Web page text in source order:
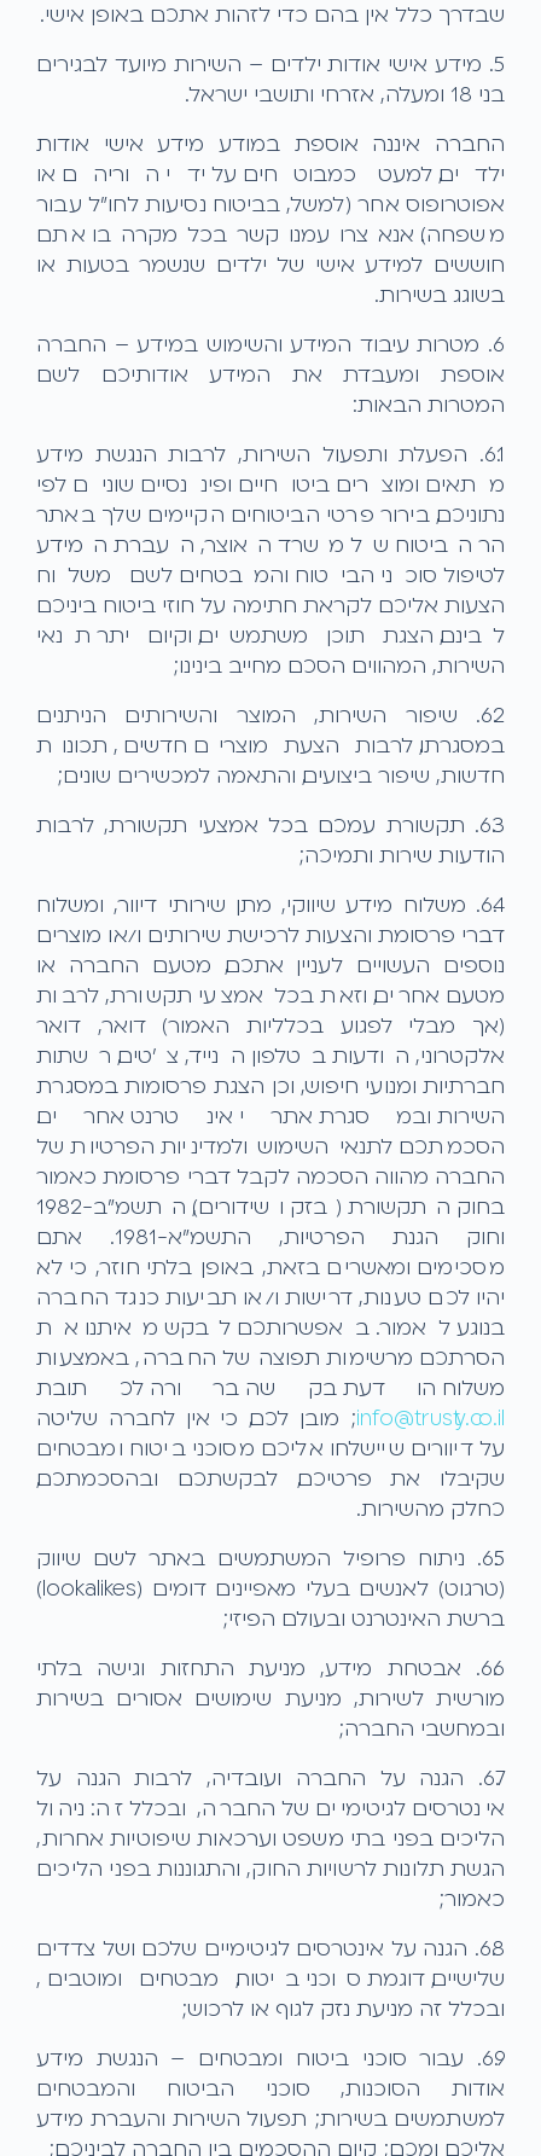
שבדרך כלל אין בהם כדי לזהות אתכם באופן אישי.
5. מידע אישי אודות ילדים – השירות מיועד לבגירים
בני 18 ומעלה, אזרחי ותושבי ישראל.
החברה איננה אוספת במודע מידע אישי אודות
ילדים, למעט כמבוטחים על ידי הוריהם או
אפוטרופוס אחר (למשל, בביטוח נסיעות לחו"ל עבור
משפחה). אנא צרו עמנו קשר בכל מקרה בו אתם
חוששים למידע אישי של ילדים שנשמר בטעות או
בשוגג בשירות.
6. מטרות עיבוד המידע והשימוש במידע – החברה
אוספת ומעבדת את המידע אודותיכם לשם
המטרות הבאות:
6.1. הפעלת ותפעול השירות, לרבות הנגשת מידע
מתאים ומוצרים ביטוחיים ופיננסיים שונים לפי
נתוניכם, בירור פרטי הביטוחים הקיימים שלך באתר
הר הביטוח של משרד האוצר, העברת המידע
לטיפול סוכני הביטוח והמבטחים לשם משלוח
הצעות אליכם לקראת חתימה על חוזי ביטוח ביניכם
לבינם, הצגת תוכן משתמשים, וקיום יתר תנאי
השירות, המהווים הסכם מחייב בינינו;
6.2. שיפור השירות, המוצר והשירותים הניתנים
במסגרתו, לרבות הצעת מוצרים חדשים, תכונות
חדשות, שיפור ביצועים, והתאמה למכשירים שונים;
6.3. תקשורת עמכם בכל אמצעי תקשורת, לרבות
הודעות שירות ותמיכה;
6.4. משלוח מידע שיווקי, מתן שירותי דיוור, ומשלוח
דברי פרסומת והצעות לרכישת שירותים ו/או מוצרים
נוספים העשויים לעניין אתכם, מטעם החברה או
מטעם אחרים, וזאת בכל אמצעי תקשורת, לרבות
(אך מבלי לפגוע בכלליות האמור) דואר, דואר
אלקטרוני, הודעות בטלפון הנייד, צ'טים, רשתות
חברתיות ומנועי חיפוש, וכן הצגת פרסומות במסגרת
השירות ובמסגרת אתרי אינטרנט אחרים.
הסכמתכם לתנאי השימוש ולמדיניות הפרטיות של
החברה מהווה הסכמה לקבל דברי פרסומת כאמור
בחוק התקשורת (בזק ושידורים), התשמ"ב-1982
וחוק הגנת הפרטיות, התשמ"א-1981. אתם
מסכימים ומאשרים בזאת, באופן בלתי חוזר, כי לא
יהיו לכם טענות, דרישות ו/או תביעות כנגד החברה
בנוגע לאמור. באפשרותכם לבקש מאיתנו את
הסרתכם מרשימות תפוצה של החברה, באמצעות
משלוח הודעת בקשה ברורה לכתובת
info@trusty.co.il; מובן לכם, כי אין לחברה שליטה
על דיוורים שיישלחו אליכם מסוכני ביטוח ומבטחים
שקיבלו את פרטיכם, לבקשתכם ובהסכמתכם,
כחלק מהשירות.
6.5. ניתוח פרופיל המשתמשים באתר לשם שיווק
(טרגוט) לאנשים בעלי מאפיינים דומים (lookalikes)
ברשת האינטרנט ובעולם הפיזי;
6.6. אבטחת מידע, מניעת התחזות וגישה בלתי
מורשית לשירות, מניעת שימושים אסורים בשירות
ובמחשבי החברה;
6.7. הגנה על החברה ועובדיה, לרבות הגנה על
אינטרסים לגיטימיים של החברה, ובכלל זה: ניהול
הליכים בפני בתי משפט וערכאות שיפוטיות אחרות,
הגשת תלונות לרשויות החוק, והתגוננות בפני הליכים
כאמור;
6.8. הגנה על אינטרסים לגיטימיים שלכם ושל צדדים
שלישיים, דוגמת סוכני ביטוח, מבטחים ומוטבים,
ובכלל זה מניעת נזק לגוף או לרכוש;
6.9. עבור סוכני ביטוח ומבטחים – הנגשת מידע
אודות הסוכנות, סוכני הביטוח והמבטחים
למשתמשים בשירות; תפעול השירות והעברת מידע
אליכם ומכם; קיום ההסכמים בין החברה לביניכם;